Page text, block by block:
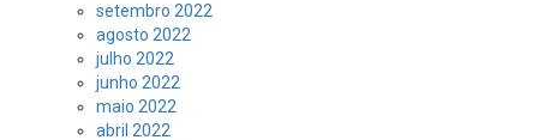
setembro 2022
agosto 2022
julho 2022
junho 2022
maio 2022
abril 2022